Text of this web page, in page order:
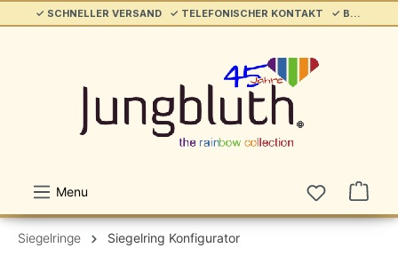
springen ✓ SCHNELLER VERSAND ✓ TELEFONISCHER KONTAKT ✓ BELIEBT & ETABLIERT ✓ SERVICE/HILFE
Menu
Siegelringe Siegelring Konfigurator